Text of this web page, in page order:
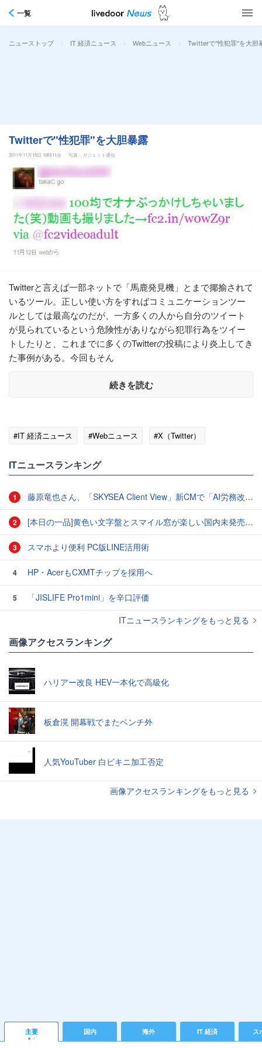
一覧
ニューストップ > IT 経済ニュース > Webニュース > Twitterで"性犯罪"を大胆
Twitterで"性犯罪"を大胆暴露
2011年11月15日 18時11分 写真：ガジェット通信
Twitterと言えば一部ネットで「馬鹿発見機」とまで揶揄されて
いるツール。正しい使い方をすればコミュニケーションツー
ルとしては最高なのだが、一方多くの人から自分のツイート
が見られているという危険性がありながら犯罪行為をツイー
トしたりと、これまでに多くのTwitterの投稿により炎上してき
た事例がある。今回もそん
続きを読む
#IT 経済ニュース #Webニュース #X（Twitter）
ITニュースランキング
1 藤原竜也さん、「SKYSEA Client View」新CMで「AI労務改善」をアピール 働き方をAIが分析したら「すぐに休んで」と言われる？
2 [本日の一品]黄色い文字盤とスマイル窓が楽しい国内未発売のCASIO「AMW-880D」
3 スマホより便利 PC版LINE活用術
4 HP・AcerもCXMTチップを採用へ
5
「JISLIFE Pro1mini」を辛口評価
ITニュースランキングをもっと見る
画像アクセスランキング
ハリアー改良 HEV一本化で高級化
板倉滉 開幕戦でまたベンチ外
人気YouTuber 白ビキニ加工否定
画像アクセスランキングをもっと見る
主要 国内 海外 IT 経済 ス